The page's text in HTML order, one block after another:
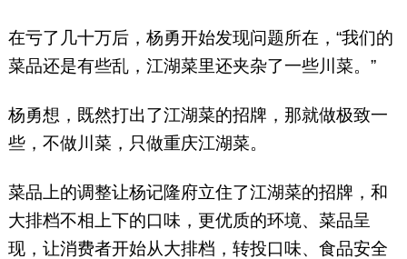
在亏了几十万后，杨勇开始发现问题所在，“我们的
菜品还是有些乱，江湖菜里还夹杂了一些川菜。”
杨勇想，既然打出了江湖菜的招牌，那就做极致一
些，不做川菜，只做重庆江湖菜。
菜品上的调整让杨记隆府立住了江湖菜的招牌，和
大排档不相上下的口味，更优质的环境、菜品呈
现，让消费者开始从大排档，转投口味、食品安全